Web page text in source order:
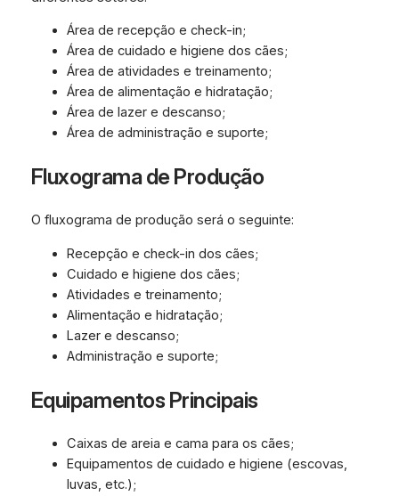
Área de recepção e check-in;
Área de cuidado e higiene dos cães;
Área de atividades e treinamento;
Área de alimentação e hidratação;
Área de lazer e descanso;
Área de administração e suporte;
Fluxograma de Produção
O fluxograma de produção será o seguinte:
Recepção e check-in dos cães;
Cuidado e higiene dos cães;
Atividades e treinamento;
Alimentação e hidratação;
Lazer e descanso;
Administração e suporte;
Equipamentos Principais
Caixas de areia e cama para os cães;
Equipamentos de cuidado e higiene (escovas,
luvas, etc.);